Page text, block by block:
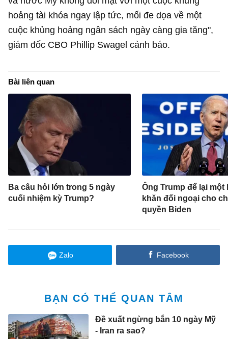
hoảng tài khóa ngay lập tức, mối đe dọa về một
cuộc khủng hoảng ngân sách ngày càng gia tăng",
giám đốc CBO Phillip Swagel cảnh báo.
Bài liên quan
Ba câu hỏi lớn trong 5 ngày
cuối nhiệm kỳ Trump?
Ông Trump để lại một
khăn đối ngoại cho
quyền Biden
Zalo Facebook
BẠN CÓ THỂ QUAN TÂM
Đề xuất ngừng bắn 10 ngày Mỹ
- Iran ra sao?